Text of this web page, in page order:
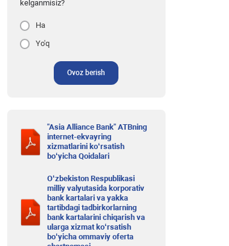
kelganmisiz?
Ha
Yo'q
Ovoz berish
"Asia Alliance Bank" ATBning
internet-ekvayring
xizmatlarini ko‘rsatish
bo‘yicha Qoidalari
O‘zbekiston Respublikasi
milliy valyutasida korporativ
bank kartalari va yakka
tartibdagi tadbirkorlarning
bank kartalarini chiqarish va
ularga xizmat ko‘rsatish
bo‘yicha ommaviy oferta